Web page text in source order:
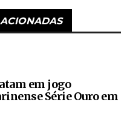
em jogo
Série Ouro em